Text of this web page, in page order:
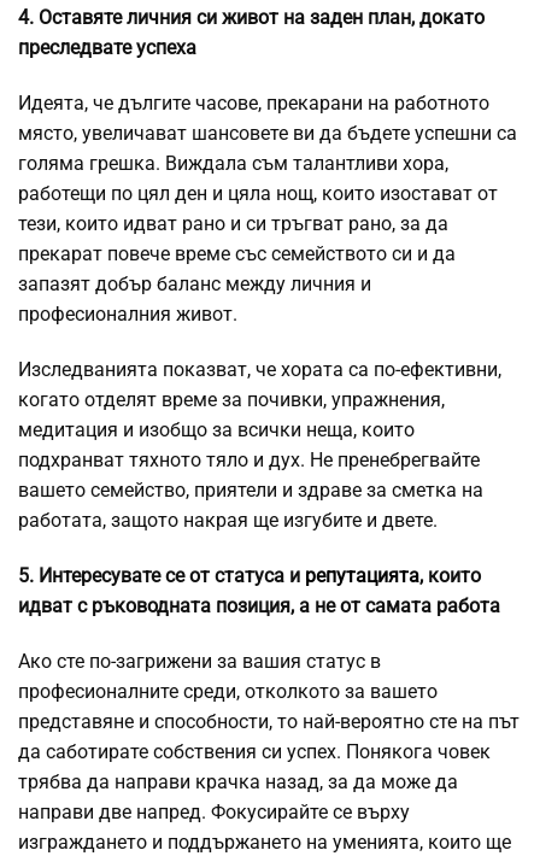
4. Оставяте личния си живот на заден план, докато
преследвате успеха
Идеята, че дългите часове, прекарани на работното
място, увеличават шансовете ви да бъдете успешни са
голяма грешка. Виждала съм талантливи хора,
работещи по цял ден и цяла нощ, които изостават от
тези, които идват рано и си тръгват рано, за да
прекарат повече време със семейството си и да
запазят добър баланс между личния и
професионалния живот.
Изследванията показват, че хората са по-ефективни,
когато отделят време за почивки, упражнения,
медитация и изобщо за всички неща, които
подхранват тяхното тяло и дух. Не пренебрегвайте
вашето семейство, приятели и здраве за сметка на
работата, защото накрая ще изгубите и двете.
5. Интересувате се от статуса и репутацията, които
идват с ръководната позиция, а не от самата работа
Ако сте по-загрижени за вашия статус в
професионалните среди, отколкото за вашето
представяне и способности, то най-вероятно сте на път
да саботирате собствения си успех. Понякога човек
трябва да направи крачка назад, за да може да
направи две напред. Фокусирайте се върху
изграждането и поддържането на уменията, които ще